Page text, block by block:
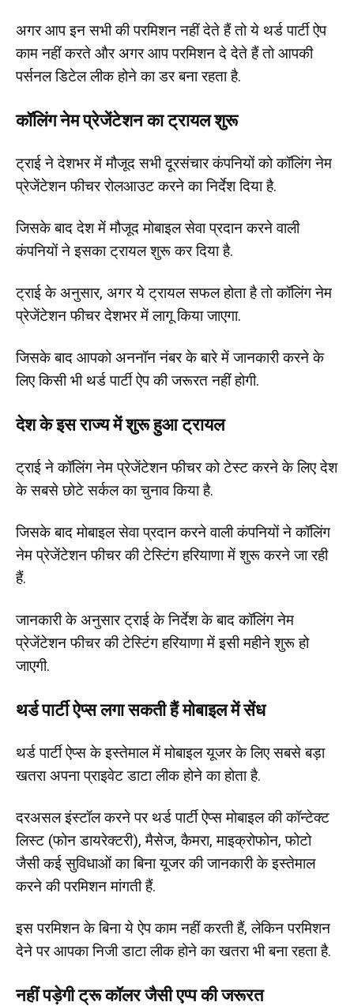
अगर आप इन सभी की परमिशन नहीं देते हैं तो ये थर्ड पार्टी ऐप
काम नहीं करते और अगर आप परमिशन दे देते हैं तो आपकी
पर्सनल डिटेल लीक होने का डर बना रहता है.
कॉलिंग नेम प्रेजेंटेशन का ट्रायल शुरू
ट्राई ने देशभर में मौजूद सभी दूरसंचार कंपनियों को कॉलिंग नेम
प्रेजेंटेशन फीचर रोलआउट करने का निर्देश दिया है.
जिसके बाद देश में मौजूद मोबाइल सेवा प्रदान करने वाली
कंपनियों ने इसका ट्रायल शुरू कर दिया है.
ट्राई के अनुसार, अगर ये ट्रायल सफल होता है तो कॉलिंग नेम
प्रेजेंटेशन फीचर देशभर में लागू किया जाएगा.
जिसके बाद आपको अननॉन नंबर के बारे में जानकारी करने के
लिए किसी भी थर्ड पार्टी ऐप की जरूरत नहीं होगी.
देश के इस राज्य में शुरू हुआ ट्रायल
ट्राई ने कॉलिंग नेम प्रेजेंटेशन फीचर को टेस्ट करने के लिए देश
के सबसे छोटे सर्कल का चुनाव किया है.
जिसके बाद मोबाइल सेवा प्रदान करने वाली कंपनियों ने कॉलिंग
नेम प्रेजेंटेशन फीचर की टेस्टिंग हरियाणा में शुरू करने जा रही
हैं.
जानकारी के अनुसार ट्राई के निर्देश के बाद कॉलिंग नेम
प्रेजेंटेशन फीचर की टेस्टिंग हरियाणा में इसी महीने शुरू हो
जाएगी.
थर्ड पार्टी ऐप्स लगा सकती हैं मोबाइल में सेंध
थर्ड पार्टी ऐप्स के इस्तेमाल में मोबाइल यूजर के लिए सबसे बड़ा
खतरा अपना प्राइवेट डाटा लीक होने का होता है.
दरअसल इंस्टॉल करने पर थर्ड पार्टी ऐप्स मोबाइल की कॉन्टेक्ट
लिस्ट (फोन डायरेक्टरी), मैसेज, कैमरा, माइक्रोफोन, फोटो
जैसी कई सुविधाओं का बिना यूजर की जानकारी के इस्तेमाल
करने की परमिशन मांगती हैं.
इस परमिशन के बिना ये ऐप काम नहीं करती हैं, लेकिन परमिशन
देने पर आपका निजी डाटा लीक होने का खतरा भी बना रहता है.
नहीं पड़ेगी ट्रू कॉलर जैसी एप्प की जरूरत